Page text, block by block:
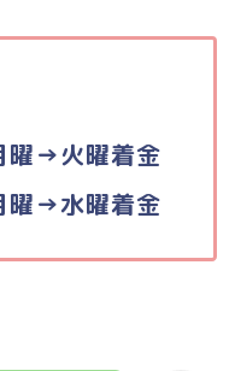
→火曜着金
→水曜着金